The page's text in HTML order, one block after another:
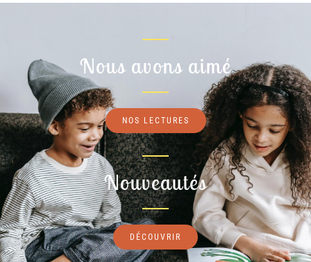
Nous avons aimé
NOS LECTURES
Nouveautés
DÉCOUVRIR